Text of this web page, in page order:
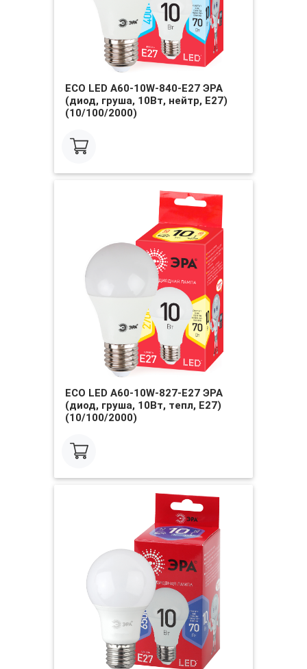
ECO LED A60-10W-840-E27 ЭРА
(диод, груша, 10Вт, нейтр, E27)
(10/100/2000)
ECO LED A60-10W-827-E27 ЭРА
(диод, груша, 10Вт, тепл, E27)
(10/100/2000)